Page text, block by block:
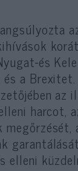
és
a
az
harcot,
megőrzését,
elleni